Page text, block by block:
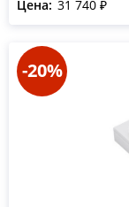
Цена: 31 740 ₽
-20%